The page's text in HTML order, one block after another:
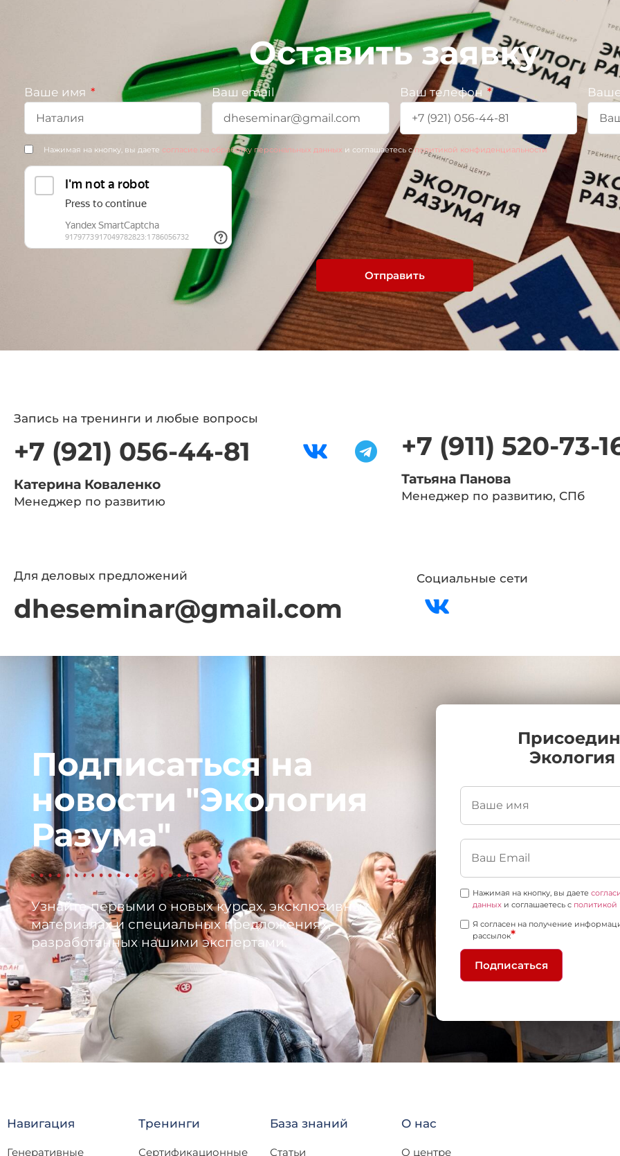
Оставить заявку
Ваше имя Ваш email Ваш телефон
Нажимая на кнопку, вы даете согласие на обработку персональных данных и соглашаетесь cполитикой конфиденциальности
Отправить
Запись на тренинги и любые вопросы
+7 (921) 056-44-81
Катерина Коваленко
Менеджер по развитию
+7 (911) 520-73-
Татьяна Панова
Менеджер по развитию, СПб
Для деловых предложений
dheseminar@gmail.com
Социальные сети
Подписаться на
новости "Экология
Разума"
Узнайте первыми о новых курсах, эксклюзивных
материалах и специальных предложениях,
разработанных нашими экспертами.
Нажимая на кнопку, вы даете
данных и соглашаетесь c
Я согласен на получение
рассылок*
Подписаться
Навигация
Генеративные
Тренинги
Сертификационные
База знаний
Статьи
О нас
О центре